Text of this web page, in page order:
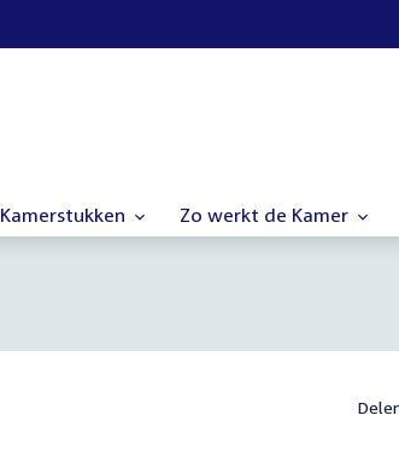
Kamerstukken Zo werkt de Kamer